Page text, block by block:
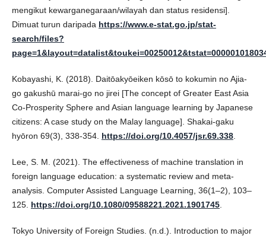
mengikut kewarganegaraan/wilayah dan status residensi].
Dimuat turun daripada https://www.e-stat.go.jp/stat-
search/files?
Kobayashi, K. (2018). Daitōakyōeiken kōsō to kokumin no Ajia-
go gakushū marai-go no jirei [The concept of Greater East Asia
Co-Prosperity Sphere and Asian language learning by Japanese
citizens: A case study on the Malay language]. Shakai-gaku
hyōron 69(3), 338-354. https://doi.org/10.4057/jsr.69.338.
Lee, S. M. (2021). The effectiveness of machine translation in
foreign language education: a systematic review and meta-
analysis. Computer Assisted Language Learning, 36(1–2), 103–
125. https://doi.org/10.1080/09588221.2021.1901745.
Tokyo University of Foreign Studies. (n.d.). Introduction to major